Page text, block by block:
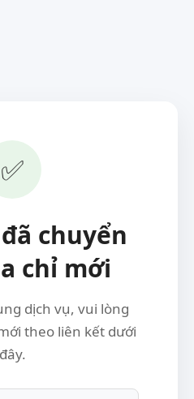
✅
chuyển
chỉ mới
dịch vụ, vui lòng
theo liên kết dưới
đây.